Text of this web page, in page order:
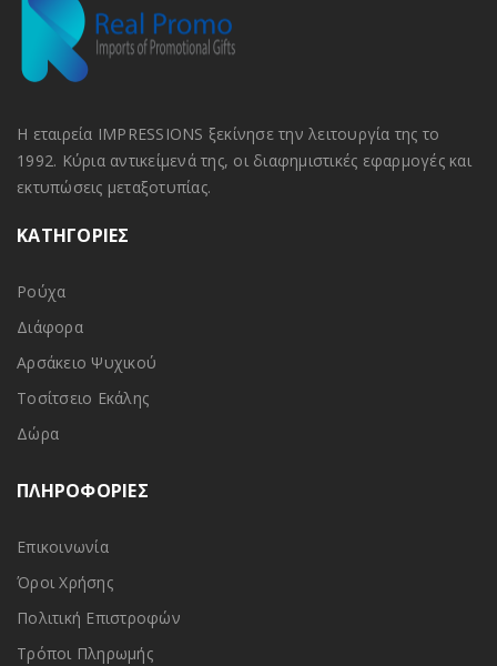
Η εταιρεία IMPRESSIONS ξεκίνησε την λειτουργία της το
1992. Κύρια αντικείμενά της, οι διαφημιστικές εφαρμογές και
εκτυπώσεις μεταξοτυπίας.
ΚΑΤΗΓΟΡΙΕΣ
Ρούχα
Διάφορα
Αρσάκειο Ψυχικού
Τοσίτσειο Εκάλης
Δώρα
ΠΛΗΡΟΦΟΡΙΕΣ
Επικοινωνία
Όροι Χρήσης
Πολιτική Επιστροφών
Τρόποι Πληρωμής